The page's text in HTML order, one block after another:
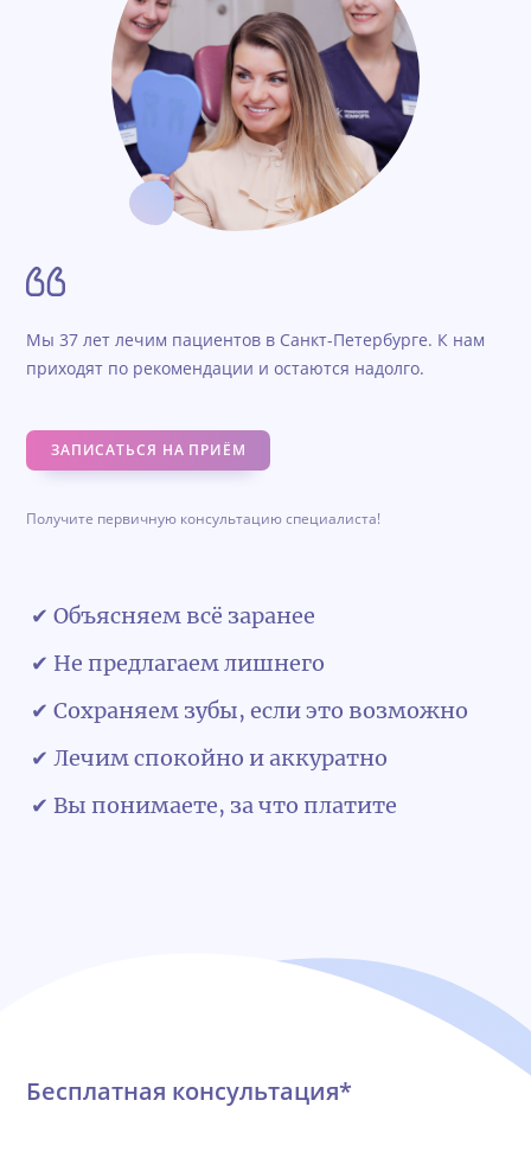
Мы 37 лет лечим пациентов в Санкт-Петербурге. К нам
приходят по рекомендации и остаются надолго.
ЗАПИСАТЬСЯ НА ПРИЁМ
Получите первичную консультацию специалиста!
✔ Объясняем всё заранее
✔ Не предлагаем лишнего
✔ Сохраняем зубы, если это возможно
✔ Лечим спокойно и аккуратно
✔ Вы понимаете, за что платите
Бесплатная консультация*